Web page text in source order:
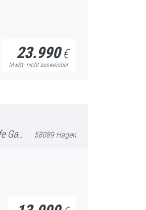
23.990 €
MwSt. nicht ausweisbar
58089 Hagen